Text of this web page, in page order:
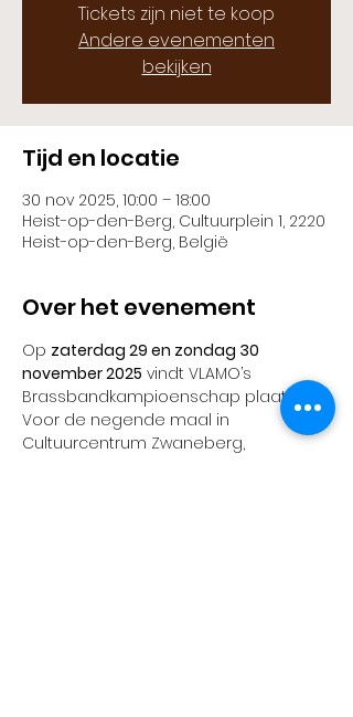
Tickets zijn niet te koop
Andere evenementen
bekijken
Tijd en locatie
30 nov 2025, 10:00 – 18:00
Heist-op-den-Berg, Cultuurplein 1, 2220
Heist-op-den-Berg, België
Over het evenement
Op zaterdag 29 en zondag 30
november 2025 vindt VLAMO’s
Brassbandkampioenschap plaats.
Voor de negende maal in
Cultuurcentrum Zwaneberg,